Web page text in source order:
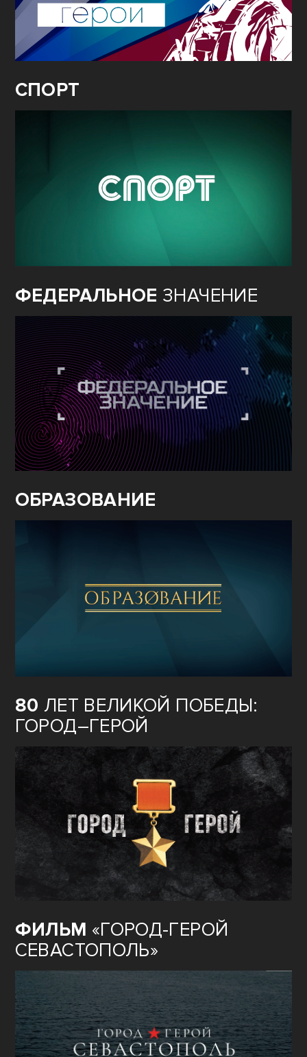
СПОРТ
ФЕДЕРАЛЬНОЕ ЗНАЧЕНИЕ
ОБРАЗОВАНИЕ
80 ЛЕТ ВЕЛИКОЙ ПОБЕДЫ:
ГОРОД–ГЕРОЙ
ФИЛЬМ «ГОРОД-ГЕРОЙ
СЕВАСТОПОЛЬ»